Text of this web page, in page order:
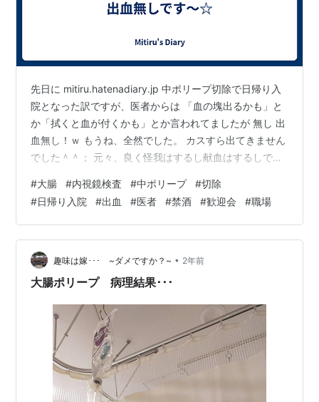
先日に mitiru.hatenadiary.jp 中ポリープ切除で日帰り入
院となった訳ですが、医者からは 「血の塊出るかも」と
か「拭くと血が付くかも」とか言われてましたが 無し 出
血無し！ｗ もうね、全然でした。 カスすら出てきません
でした＾＾； 元々、良く怪我はするし献血はするしで血
る方なんですよね。 5ｍｍの怪我なんて、外皮でも直ぐ
直るし。 なのでそんなに心配してませんでしたが、まさ
か全然とはｗ 「一週間は禁酒ね」「絶対ね」と言われて
ましたが・・・飲酒いけるか？＾＾； 実は明日は異動先
の今の職場での歓迎会なんですよね。 まあでも何かあっ
て…
#大腸 #内視鏡検査 #中ポリープ #切除
#日帰り入院 #出血 #医者 #禁酒 #歓迎会 #職場
趣味は嫁･･･ ~ダメですか？~ • 2年前
大腸ポリープ 病理結果･･･